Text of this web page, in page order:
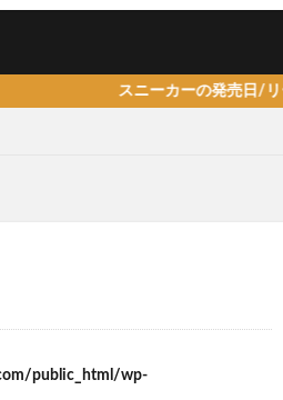
スニーカーの発売日/リーク情
public_html/wp-